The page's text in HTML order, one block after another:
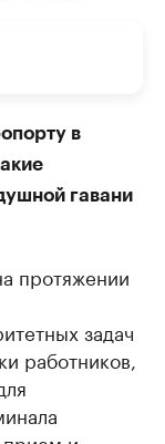
в
гавани
протяжении
задач
работников,